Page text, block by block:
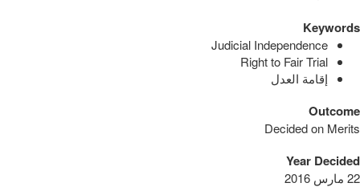
Keywords
Judicial Independence
Right to Fair Trial
إقامة العدل
Outcome
Decided on Merits
Year Decided
22 مارس 2016